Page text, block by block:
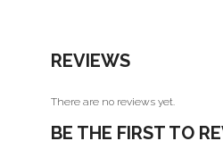
REVIEWS
There are no reviews yet.
BE THE FIRST TO